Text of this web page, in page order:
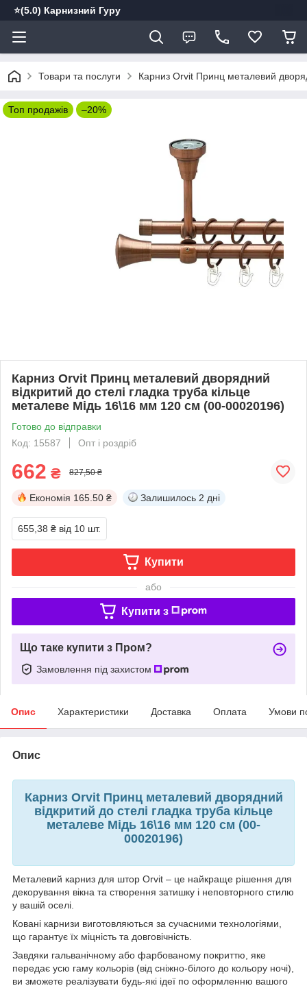
⭐️(5.0) Карнизний Гуру
Товари та послуги Карниз Orvit Принц металевий
Топ продажів –20%
Карниз Orvit Принц металевий дворядний
відкритий до стелі гладка труба кільце
металеве Мідь 16\16 мм 120 см (00-00020196)
Готово до відправки
Код: 15587
Опт і роздріб
662 ₴ 827,50 ₴
Економія 165.50 ₴ Залишилось 2 дні
655,38 ₴ від 10 шт.
Купити
або
Купити з
Що таке купити з Пром?
Замовлення під захистом
Опис Характеристики Доставка Оплата Умови
Опис
Карниз Orvit Принц металевий дворядний
відкритий до стелі гладка труба кільце
металеве Мідь 16\16 мм 120 см (00-
00020196)
Металевий карниз для штор Orvit – це найкраще рішення для
декорування вікна та створення затишку і неповторного стилю
у вашій оселі.
Ковані карнизи виготовляються за сучасними технологіями,
що гарантує їх міцність та довговічність.
Завдяки гальванічному або фарбованому покриттю, яке
передає усю гаму кольорів (від сніжно-білого до кольору ночі),
ви зможете реалізувати будь-які ідеї по оформленню вашого